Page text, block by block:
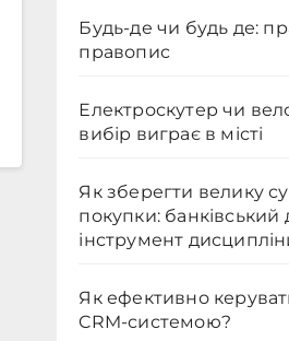
Будь-де чи будь де:
правопис
Електроскутер чи
вибір виграє в місті
Як зберегти велику
покупки: банківський
інструмент
Як ефективно
CRM-системою?